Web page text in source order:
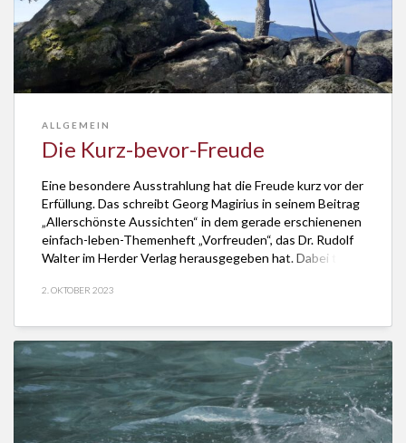
ALLGEMEIN
Die Kurz-bevor-Freude
Eine besondere Ausstrahlung hat die Freude kurz vor der
Erfüllung. Das schreibt Georg Magirius in seinem Beitrag
„Allerschönste Aussichten“ in dem gerade erschienenen
einfach-leben-Themenheft „Vorfreuden“, das Dr. Rudolf
Walter im Herder Verlag herausgegeben hat. Dabei teilt
Begebenheiten mit. Sie unterscheidet sich damit von der
2. OKTOBER 2023